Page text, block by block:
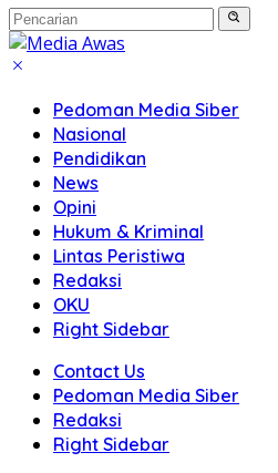
Pedoman Media Siber
Nasional
Pendidikan
News
Opini
Hukum & Kriminal
Lintas Peristiwa
Redaksi
OKU
Right Sidebar
Contact Us
Pedoman Media Siber
Redaksi
Right Sidebar